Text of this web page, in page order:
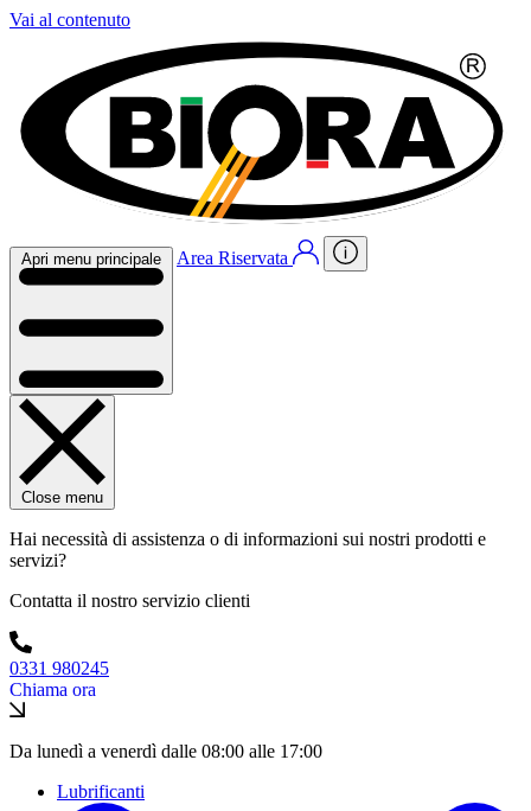
Vai al contenuto
Apri menu principale Area Riservata
Close menu
Hai necessità di assistenza o di informazioni sui nostri prodotti e
servizi?
Contatta il nostro servizio clienti
0331 980245
Chiama ora
Da lunedì a venerdì dalle 08:00 alle 17:00
Lubrificanti